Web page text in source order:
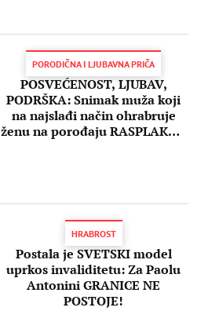
PORODIČNA I LJUBAVNA PRIČA
POSVEĆENOST, LJUBAV,
PODRŠKA: Snimak muža koji
na najslađi način ohrabruje
ženu na porođaju RASPLAKAO
HRABROST
Postala je SVETSKI model
uprkos invaliditetu: Za Paolu
Antonini GRANICE NE
POSTOJE!